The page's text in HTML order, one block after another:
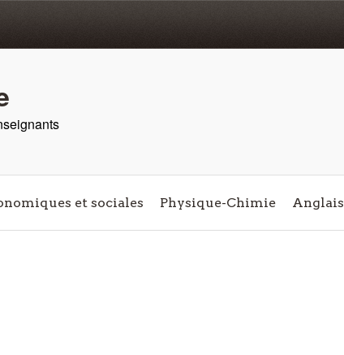
et sociales Physique-Chimie Anglais